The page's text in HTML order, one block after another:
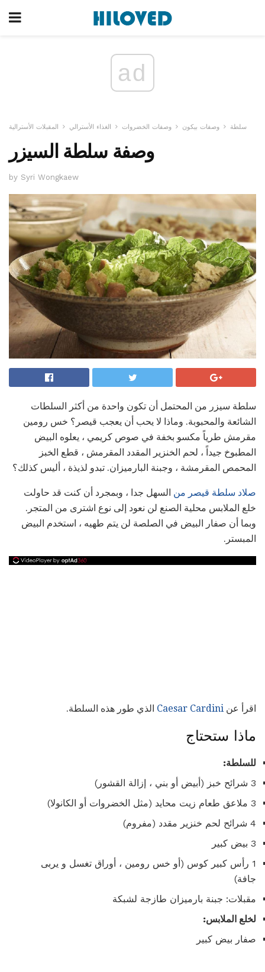
ad
سلطة وصفات بيكون وصفات الخضروات الغذاء الأسترالي المقبلات الأسترالية
وصفة سلطة السيزر
by Syri Wongkaew
سلطة سيزر من المحتمل أن تكون واحدة من أكثر السلطات
الشائعة والمحبوبة. وماذا لا يحب أن يعجب قيصر؟ خس رومين
مقرمش طرياً مكسو بخفة في صوص كريمي ، يعلوه البيض
المطبوخ جيداً ، لحم الخنزير المقدد المقرمش ، قطع الخبز
المحمص المقرمشة ، وجبنة البارميزان. تبدو لذيذة ، أليس كذلك؟
صلاد سلطة قيصر من السهل جدا ، وبمجرد أن كنت قد حاولت
خلع الملابس محلية الصنع لن نعود إلى نوع اشترى من المتجر.
وبما أن صفار البيض في الصلصة لن يتم طهيه ، استخدم البيض
المبستر.
اقرأ عن Caesar Cardini الذي طور هذه السلطة.
ماذا ستحتاج
للسلطة:
3 شرائح خبز (أبيض أو بني ، إزالة القشور)
3 ملاعق طعام زيت محايد (مثل الخضروات أو الكانولا)
4 شرائح لحم خنزير مقدد (مفروم)
3 بيض كبير
1 رأس كبير كوس (أو خس رومين ، أوراق تغسل و يربى
جافة)
مقبلات: جبنة بارميزان طازجة لشبكة
لخلع الملابس:
صفار بيض كبير